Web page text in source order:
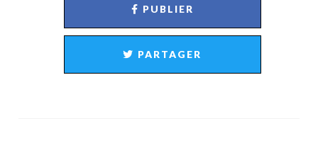
PUBLIER
PARTAGER